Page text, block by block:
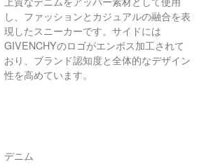
し、ファッションとカジュアルの融合を表
現したスニーカーです。サイドには
GIVENCHYのロゴがエンボス加工されて
おり、ブランド認知度と全体的なデザイン
性を高めています。
デニム